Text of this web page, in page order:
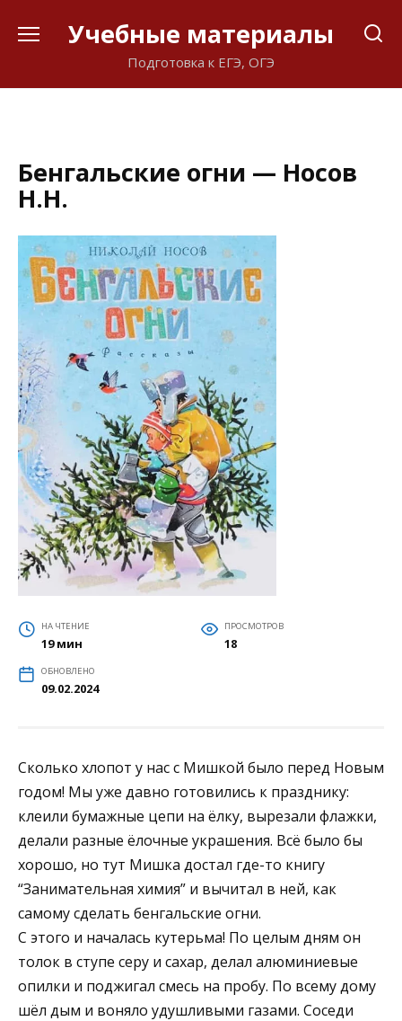
Учебные материалы
Подготовка к ЕГЭ, ОГЭ
Бенгальские огни — Носов
Н.Н.
НА ЧТЕНИЕ
19 мин
ПРОСМОТРОВ
18
ОБНОВЛЕНО
09.02.2024
Сколько хлопот у нас с Мишкой было перед Новым
годом! Мы уже давно готовились к празднику:
клеили бумажные цепи на ёлку, вырезали флажки,
делали разные ёлочные украшения. Всё было бы
хорошо, но тут Мишка достал где-то книгу
“Занимательная химия” и вычитал в ней, как
самому сделать бенгальские огни.
С этого и началась кутерьма! По целым дням он
толок в ступе серу и сахар, делал алюминиевые
опилки и поджигал смесь на пробу. По всему дому
шёл дым и воняло удушливыми газами. Соседи